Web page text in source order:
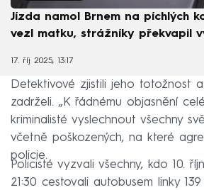
Jízda namol Brnem na píchlých
vezl matku, strážníky překvapil
17. říj 2025, 13:17
Detektivové zjistili jeho totožnost
zadrželi. „K řádnému objasnění
kriminalisté vyslechnout všechny
včetně poškozených, na které
policie.
Policisté vyzvali všechny, kdo 10.
21:30 cestovali autobusem linky